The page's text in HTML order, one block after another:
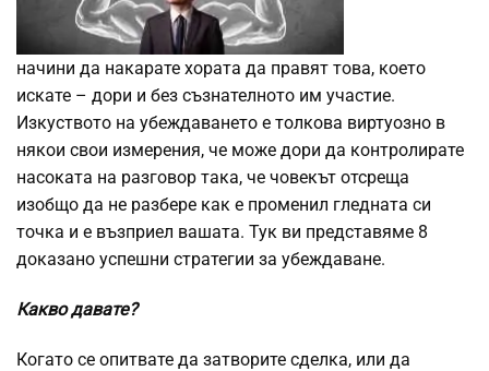
начини да накарате хората да правят това, което
искате – дори и без съзнателното им участие.
Изкуството на убеждаването е толкова виртуозно в
някои свои измерения, че може дори да контролирате
насоката на разговор така, че човекът отсреща
изобщо да не разбере как е променил гледната си
точка и е възприел вашата. Тук ви представяме 8
доказано успешни стратегии за убеждаване.
Какво давате?
Когато се опитвате да затворите сделка, или да